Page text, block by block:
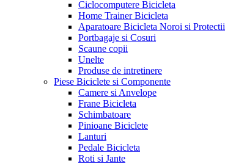
Ciclocomputere Bicicleta
Home Trainer Bicicleta
Aparatoare Bicicleta Noroi si Protectii
Portbagaje si Cosuri
Scaune copii
Unelte
Produse de intretinere
Piese Biciclete si Componente
Camere si Anvelope
Frane Bicicleta
Schimbatoare
Pinioane Biciclete
Lanturi
Pedale Bicicleta
Roti si Jante